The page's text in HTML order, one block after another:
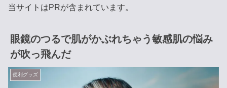
当サイトはPRが含まれています。
眼鏡のつるで肌がかぶれちゃう敏感肌の悩み
が吹っ飛んだ
便利グッズ